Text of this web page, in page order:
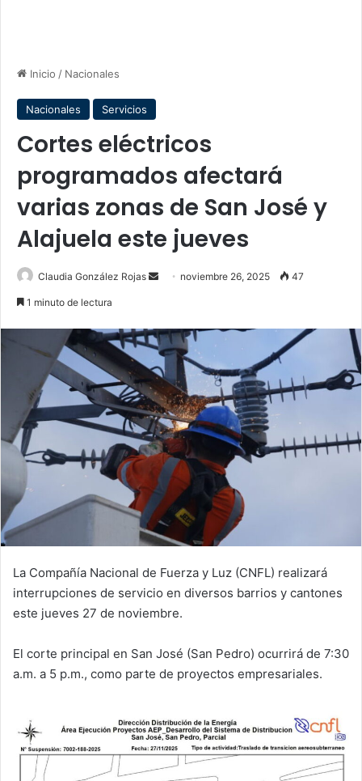
Inicio / Nacionales
Nacionales Servicios
Cortes eléctricos
programados afectará
varias zonas de San José y
Alajuela este jueves
Claudia González Rojas
Send noviembre 26, 2025 47
1 minuto de lectura
La Compañía Nacional de Fuerza y Luz (CNFL) realizará
interrupciones de servicio en diversos barrios y cantones
este jueves 27 de noviembre.
El corte principal en San José (San Pedro) ocurrirá de 7:30
a.m. a 5 p.m., como parte de proyectos empresariales.